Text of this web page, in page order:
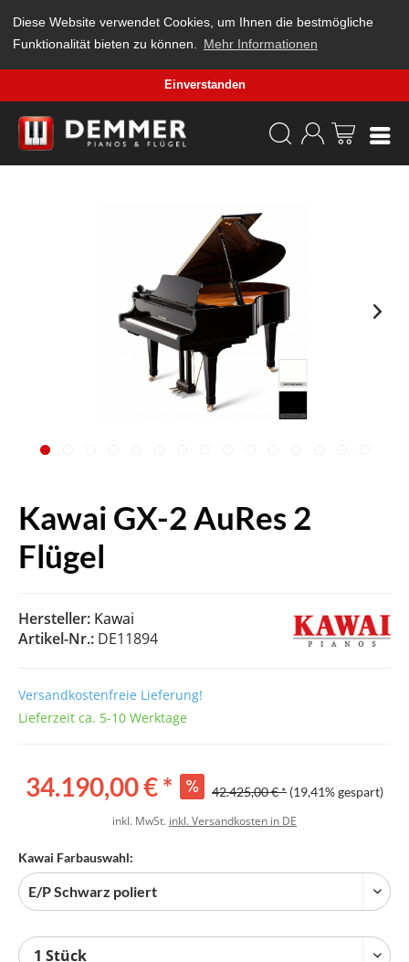
Diese Website verwendet Cookies, um Ihnen die bestmögliche
Funktionalität bieten zu können.
Mehr Informationen
Einverstanden
Kawai GX-2 AuRes 2
Flügel
Hersteller: Kawai
Artikel-Nr.: DE11894
Versandkostenfreie Lieferung!
Lieferzeit ca. 5-10 Werktage
34.190,00 € * 42.425,00 € * (19,41% gespart)
inkl. MwSt. inkl. Versandkosten in DE
Kawai Farbauswahl: